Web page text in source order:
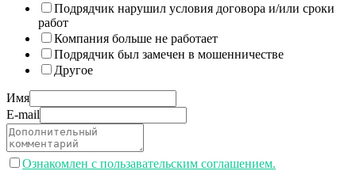
Подрядчик нарушил условия договора и/или сроки
работ
Компания больше не работает
Подрядчик был замечен в мошенничестве
Другое
Имя
E-mail
Ознакомлен с пользавательским соглашением.